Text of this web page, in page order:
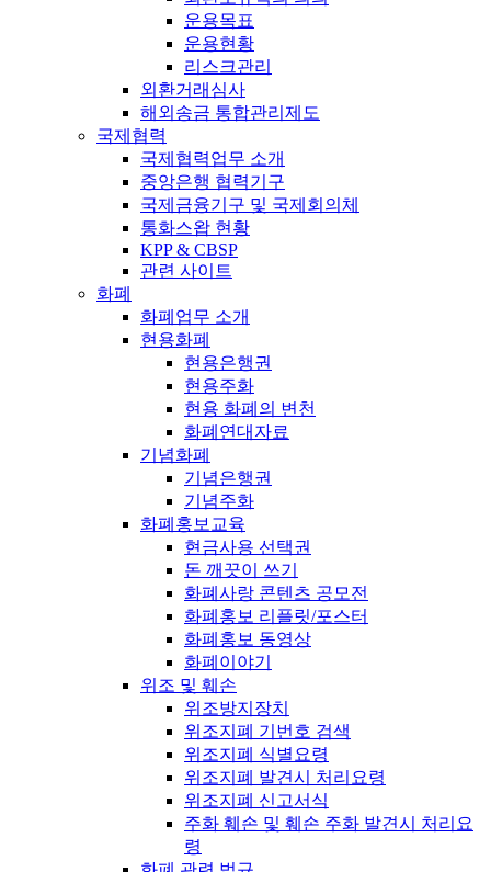
운용목표
운용현황
리스크관리
외환거래심사
해외송금 통합관리제도
국제협력
국제협력업무 소개
중앙은행 협력기구
국제금융기구 및 국제회의체
통화스왑 현황
KPP & CBSP
관련 사이트
화폐
화폐업무 소개
현용화폐
현용은행권
현용주화
현용 화폐의 변천
화폐연대자료
기념화폐
기념은행권
기념주화
화폐홍보교육
현금사용 선택권
돈 깨끗이 쓰기
화폐사랑 콘텐츠 공모전
화폐홍보 리플릿/포스터
화폐홍보 동영상
화폐이야기
위조 및 훼손
위조방지장치
위조지폐 기번호 검색
위조지폐 식별요령
위조지폐 발견시 처리요령
위조지폐 신고서식
주화 훼손 및 훼손 주화 발견시 처리요
령